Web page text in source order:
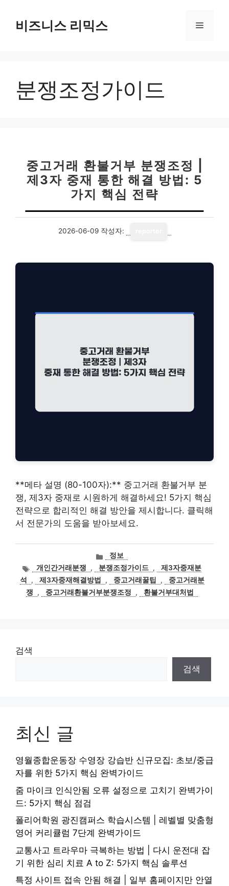
비즈니스 리믹스 메
분쟁조정가이드
중고거래 환불거부 분쟁조정 |
제3자 중재 통한 해결 방법: 5
가지 핵심 전략
2026-06-09 작성자:
**메타 설명 (80-100자):** 중고거래 환불거부 분
쟁, 제3자 중재로 시원하게 해결하세요! 5가지 핵심
전략으로 합리적인 해결 방안을 제시합니다. 클릭해
서 전문가의 도움을 받아보세요.
카
테
고
리
정보
태개인간거래분쟁 , 분쟁조정가이드 ,
제3자중재분
석
, 제3자중재해결방법 , 중고거래꿀팁 ,
중고거래분
쟁
, 중고거래환불거부분쟁조정 , 환불거부대처법
검색
검색
최신 글
영월종합운동장 수영장 강습반 신규모집: 초보/중급
자를 위한 5가지 핵심 완벽가이드
줌 마이크 인식안됨 오류 설정으로 고치기 완벽가이
드: 5가지 핵심 점검
폴리어학원 광진캠퍼스 학습시스템 | 레벨별 맞춤형
영어 커리큘럼 7단계 완벽가이드
교통사고 트라우마 극복하는 방법 | 다시 운전대 잡
기 위한 심리 치료 A to Z: 5가지 핵심 솔루션
특정 사이트 접속 안됨 해결 | 일부 홈페이지만 안열